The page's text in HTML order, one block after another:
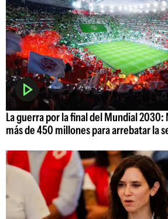
La guerra por la final del Mundial
más de 450 millones para arrebatar la